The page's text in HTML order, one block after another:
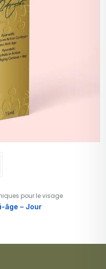
pour le visage
âge – Jour